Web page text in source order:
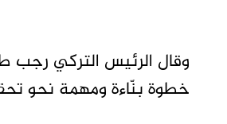
وقال الرئيس التركي
خطوة بنّاءة ومهمة نحو